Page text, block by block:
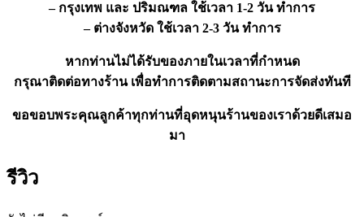
– กรุงเทพ และ ปริมณฑล ใช้เวลา 1-2 วัน ทำการ
– ต่างจังหวัด ใช้เวลา 2-3 วัน ทำการ
หากท่านไม่ได้รับของภายในเวลาที่กำหนด
กรุณาติดต่อทางร้าน เพื่อทำการติดตามสถานะการจัดส่งทันที
ขอขอบพระคุณลูกค้าทุกท่านที่อุดหนุนร้านของเราด้วยดีเสมอ
มา
รีวิว